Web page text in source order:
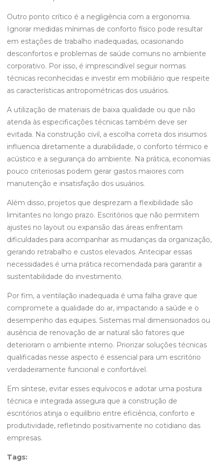
Outro ponto crítico é a negligência com a ergonomia.
Ignorar medidas mínimas de conforto físico pode resultar
em estações de trabalho inadequadas, ocasionando
desconfortos e problemas de saúde comuns no ambiente
corporativo. Por isso, é imprescindível seguir normas
técnicas reconhecidas e investir em mobiliário que respeite
as características antropométricas dos usuários.
A utilização de materiais de baixa qualidade ou que não
atenda às especificações técnicas também deve ser
evitada. Na construção civil, a escolha correta dos insumos
influencia diretamente a durabilidade, o conforto térmico e
acústico e a segurança do ambiente. Na prática, economias
pouco criteriosas podem gerar gastos maiores com
manutenção e insatisfação dos usuários.
Além disso, projetos que desprezam a flexibilidade são
limitantes no longo prazo. Escritórios que não permitem
ajustes no layout ou expansão das áreas enfrentam
dificuldades para acompanhar as mudanças da organização,
gerando retrabalho e custos elevados. Antecipar essas
necessidades é uma prática recomendada para garantir a
sustentabilidade do investimento.
Por fim, a ventilação inadequada é uma falha grave que
compromete a qualidade do ar, impactando a saúde e o
desempenho das equipes. Sistemas mal dimensionados ou
ausência de renovação de ar natural são fatores que
deterioram o ambiente interno. Priorizar soluções técnicas
qualificadas nesse aspecto é essencial para um escritório
verdadeiramente funcional e confortável.
Em síntese, evitar esses equívocos e adotar uma postura
técnica e integrada assegura que a construção de
escritórios atinja o equilíbrio entre eficiência, conforto e
produtividade, refletindo positivamente no cotidiano das
empresas.
Tags: